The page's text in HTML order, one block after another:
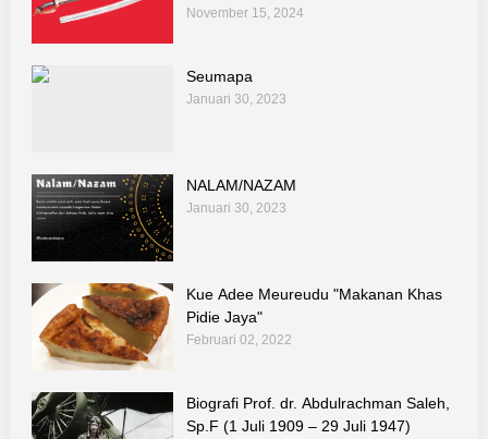
Kebudayaan dan Teknologi Warisan
November 15, 2024
Seumapa
Januari 30, 2023
NALAM/NAZAM
Januari 30, 2023
Kue Adee Meureudu "Makanan Khas
Pidie Jaya"
Februari 02, 2022
Biografi Prof. dr. Abdulrachman Saleh,
Sp.F (1 Juli 1909 – 29 Juli 1947)